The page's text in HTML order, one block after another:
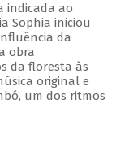
indicada ao
Sophia iniciou
da
obra
da floresta às
original e
um dos ritmos